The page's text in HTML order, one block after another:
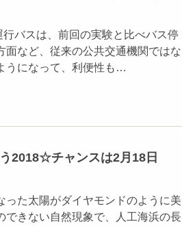
バスは、前回の実験と比べバス停
面など、従来の公共交通機関ではな
うになって、利便性も…
2018☆チャンスは2月18日
った太陽がダイヤモンドのように美
できない自然現象で、人工海浜の長